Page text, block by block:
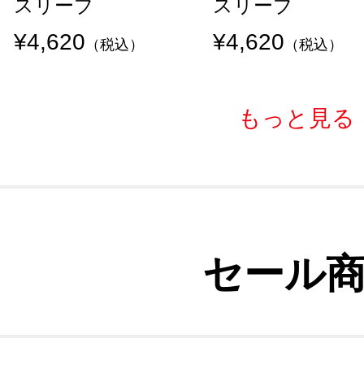
スリーブ
¥4,620 （税込）
スリーブ
¥4,620 （税込）
もっと見る
セール